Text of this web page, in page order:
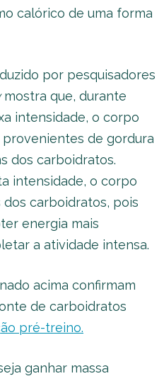
calórico de uma forma
por pesquisadores
mostra que, durante
intensidade, o corpo
provenientes de gordura
dos carboidratos.
intensidade, o corpo
dos carboidratos, pois
energia mais
a atividade intensa.
acima confirmam
de carboidratos
pré-treino.
ganhar massa